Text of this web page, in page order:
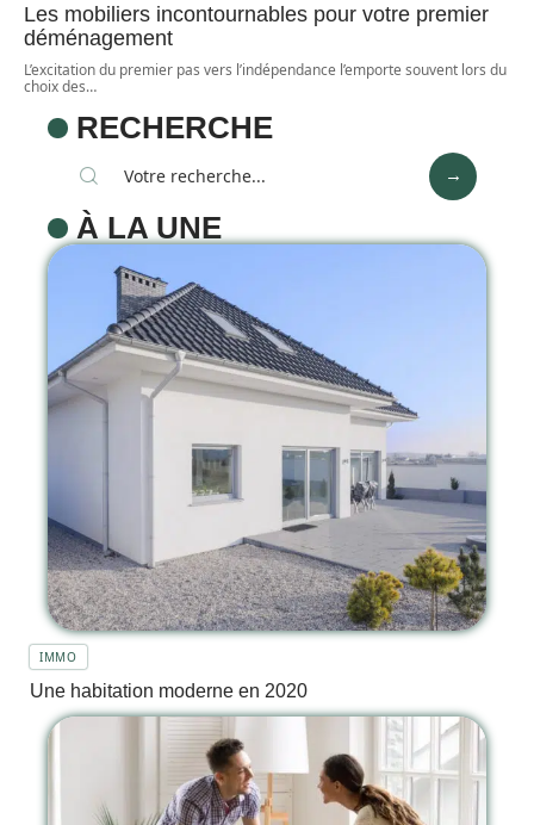
Les mobiliers incontournables pour votre premier
déménagement
L’excitation du premier pas vers l’indépendance l’emporte souvent lors du
choix des…
RECHERCHE
À LA UNE
IMMO
Une habitation moderne en 2020